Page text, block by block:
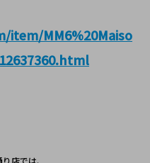
MM6%20Maiso
店では、